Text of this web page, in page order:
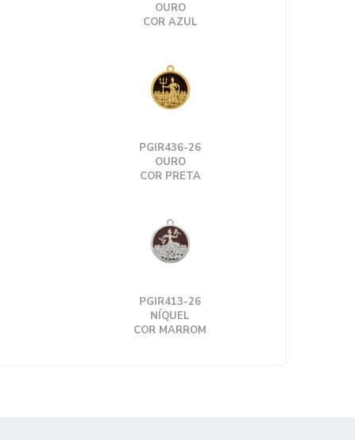
OURO
COR AZUL
PGIR436-26
OURO
COR PRETA
PGIR413-26
NÍQUEL
COR MARROM